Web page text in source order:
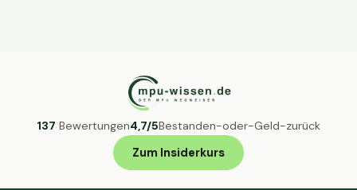
137 Bewertungen4,7/5Bestanden-oder-Geld-zurück
Zum Insiderkurs